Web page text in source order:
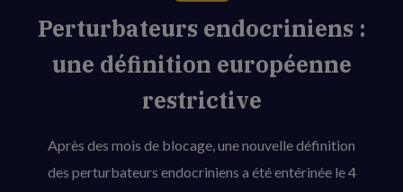
Perturbateurs endocriniens :
une définition européenne
restrictive
Après des mois de blocage, une nouvelle définition
des perturbateurs endocriniens a été entérinée le 4